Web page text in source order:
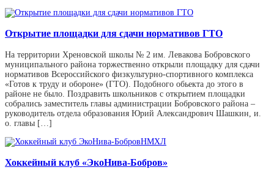
Открытие площадки для сдачи нормативов ГТО
На территории Хреновской школы № 2 им. Левакова Бобровского
муниципального района торжественно открыли площадку для сдачи
нормативов Всероссийского физкультурно-спортивного комплекса
«Готов к труду и обороне» (ГТО). Подобного обьекта до этого в
районе не было. Поздравить школьников с открытием площадки
собрались заместитель главы администрации Бобровского района –
руководитель отдела образования Юрий Александрович Шашкин, и.
о. главы […]
Хоккейный клуб «ЭкоНива-Бобров»